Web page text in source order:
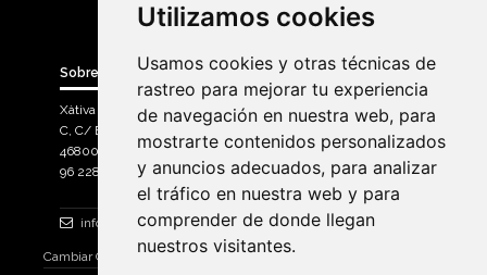
Utilizamos cookies
Usamos cookies y otras técnicas de
rastreo para mejorar tu experiencia
de navegación en nuestra web, para
mostrarte contenidos personalizados
y anuncios adecuados, para analizar
el tráfico en nuestra web y para
comprender de donde llegan
nuestros visitantes.
Utilizamos cookies
Usamos cookies y otras técnicas de
rastreo para mejorar tu experiencia
de navegación en nuestra web, para
mostrarte contenidos personalizados
y anuncios adecuados, para analizar
el tráfico en nuestra web y para
comprender de donde llegan
nuestros visitantes.
Historial de
Sobre Bicicletas Sanchis
Xàtiva Polígon Industrial
C, C/ Braçal del Roncador nave 10. >
46800, Xàtiva.
96 228 71 23
info@bicicletassanchis.com
Cambiar Consentimiento de Cookies